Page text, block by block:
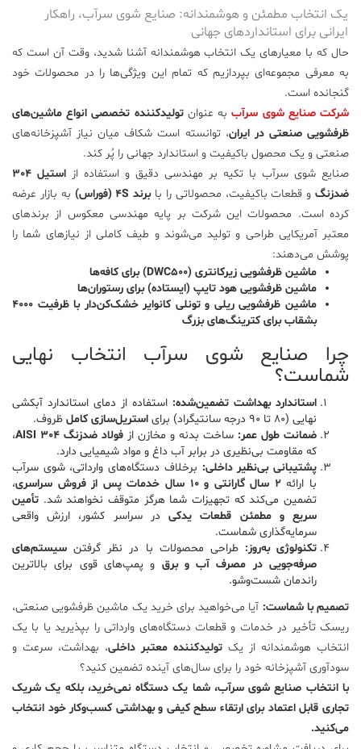
یک انتخاب مطمئن و هوشمندانه: صنایع شوی سرآب، راهکار
ایرانی برای استانداردهای جهانی
حال که با معیارهای یک انتخاب هوشمندانه آشنا شدید، وقت آن است که
به معرفی مجموعه‌ای بپردازیم که تمام این ویژگی‌ها را در محصولات خود
گنجانده است.
شرکت صنایع شوی سرآب به عنوانتولیدکننده تخصصی انواع ماشین‌های
ظرفشویی صنعتی در ایران، توانسته است شکاف میان نیاز آشپزخانه‌های
صنعتی و یک محصول باکیفیت و استاندارد جهانی را پُر کند.
صنایع شوی سرآب با تکیه بر مهندسی دقیق و استفاده از
استیل 304
ضدزنگو قطعات باکیفیت، محصولاتی را بابرند 4S (فوراس)
به بازار عرضه
کرده است. محصولات این شرکت بر پایه مهندسی معکوس از برندهای
معتبر آمریکایی طراحی و تولید می‌شوند و طیف کاملی از نیازهای شما را
پوشش می‌دهند:
ماشین ظرفشویی زیرکانتری (DWC500) برای کافه‌ها
ماشین ظرفشویی هود تایپ (ایستاده) برای رستوران‌ها
ماشین ظرفشویی ریلی و تونلی کانوایر خشک‌کن‌دار با ظرفیت 4000
بشقاب برای کترینگ‌های بزرگ
چرا صنایع شوی سرآب انتخاب نهایی
شماست؟
استاندارد بهداشت تضمین‌شده: استفاده از دمای استاندارد آبکشی
نهایی (80 تا 90 درجه سانتیگراد) برای
استریل‌سازی کامل ظروف.
ضمانت طول عمر: ساخت بدنه و مخازن از فولاد ضدزنگ AISI 304
،
که مقاومت بی‌نظیری در برابر آب داغ و مواد شیمیایی دارد.
پشتیبانی بی‌نظیر داخلی: برخلاف دستگاه‌های وارداتی، شوی سرآب
با ارائه2 سال گارانتی و 10 سال خدمات پس از فروش سراسری
،
تضمین می‌کند که تجهیزات شما هرگز متوقف نخواهند شد. تأمین
سریع و مطمئن قطعات یدکیدر سراسر کشور، ارزش واقعی
سرمایه‌گذاری شماست.
تکنولوژی به‌روز: طراحی محصولات با در نظر گرفتن سیستم‌های
صرفه‌جویی در مصرف آب و برق و پمپ‌های قوی برای بالاترین
راندمان شست‌وشو.
تصمیم با شماست: آیا می‌خواهید برای خرید یک ماشین ظرفشویی صنعتی،
ریسک تأخیر در خدمات و قطعات دستگاه‌های وارداتی را بپذیرید یا با یک
انتخاب هوشمندانه از یک تولیدکننده معتبر داخلی، بهداشت، سرعت و
سودآوری آشپزخانه خود را برای سال‌های آینده تضمین کنید؟
با انتخاب صنایع شوی سرآب، شما یک دستگاه نمی‌خرید، بلکه یک شریک
تجاری قابل اعتماد برای ارتقاء سطح کیفی و بهداشتی کسب‌وکار خود انتخاب
می‌کنید.